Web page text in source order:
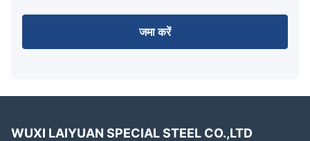
जमा करें
WUXI LAIYUAN SPECIAL STEEL CO.,LTD